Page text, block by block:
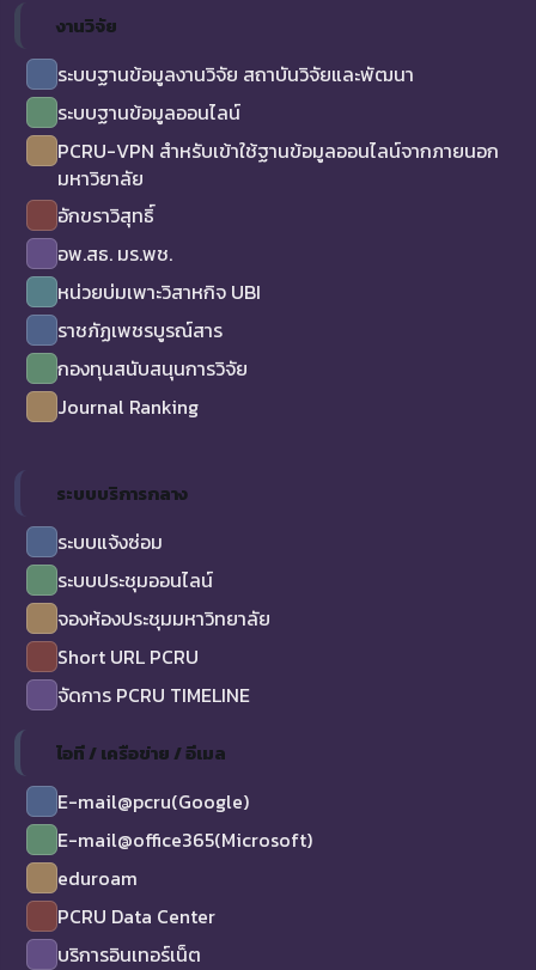
งานวิจัย
ระบบฐานข้อมูลงานวิจัย สถาบันวิจัยและพัฒนา
ระบบฐานข้อมูลออนไลน์
PCRU-VPN สำหรับเข้าใช้ฐานข้อมูลออนไลน์จากภายนอก
มหาวิยาลัย
อักขราวิสุทธิ์
อพ.สธ. มร.พช.
หน่วยบ่มเพาะวิสาหกิจ UBI
ราชภัฏเพชรบูรณ์สาร
กองทุนสนับสนุนการวิจัย
Journal Ranking
ระบบบริการกลาง
ระบบแจ้งซ่อม
ระบบประชุมออนไลน์
จองห้องประชุมมหาวิทยาลัย
Short URL PCRU
จัดการ PCRU TIMELINE
ไอที / เครือข่าย / อีเมล
E-mail@pcru(Google)
E-mail@office365(Microsoft)
eduroam
PCRU Data Center
บริการอินเทอร์เน็ต